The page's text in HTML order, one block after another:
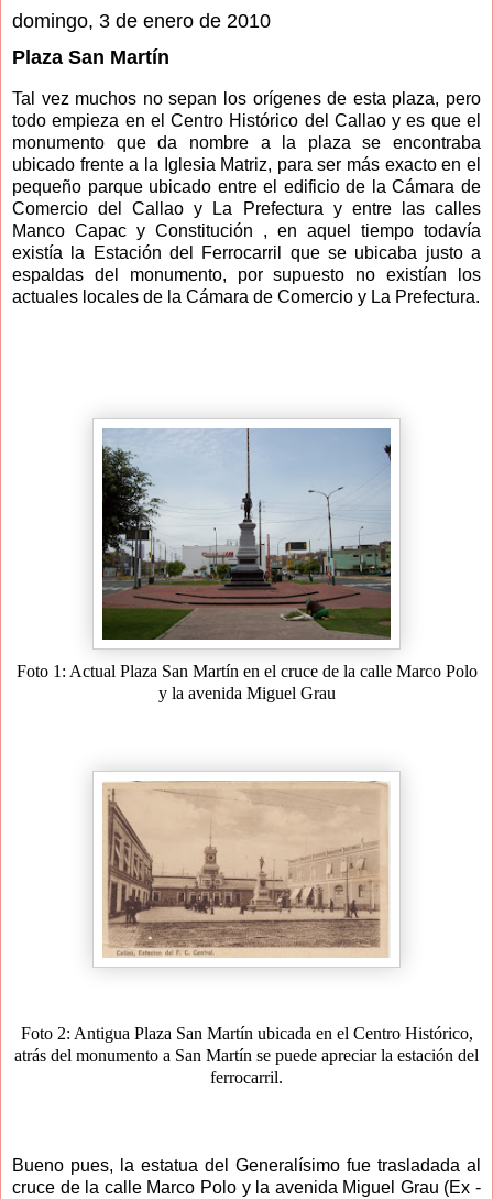
domingo, 3 de enero de 2010
Plaza San Martín
Tal vez muchos no sepan los orígenes de esta plaza, pero
todo empieza en el Centro Histórico del Callao y es que el
monumento que da nombre a la plaza se encontraba
ubicado frente a la Iglesia Matriz, para ser más exacto en el
pequeño parque ubicado entre el edificio de la Cámara de
Comercio del Callao y La Prefectura y entre las calles
Manco Capac y Constitución , en aquel tiempo todavía
existía la Estación del Ferrocarril que se ubicaba justo a
espaldas del monumento, por supuesto no existían los
actuales locales de la Cámara de Comercio y La Prefectura.
Foto 1: Actual Plaza San Martín en el cruce de la calle Marco Polo
y la avenida Miguel Grau
Foto 2: Antigua Plaza San Martín ubicada en el Centro Histórico,
atrás del monumento a San Martín se puede apreciar la estación del
ferrocarril.
Bueno pues, la estatua del Generalísimo fue trasladada al
cruce de la calle Marco Polo y la avenida Miguel Grau (Ex -